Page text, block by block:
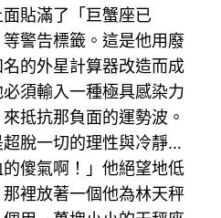
貼滿了「巨蟹座已
警告標籤。這是他用廢
的外星計算器改造而成
須輸入一種極具感染力
抵抗那負面的運勢波。
超脫一切的理性與冷靜…
傻氣啊！」他絕望地低
裡放著一個他為林天秤